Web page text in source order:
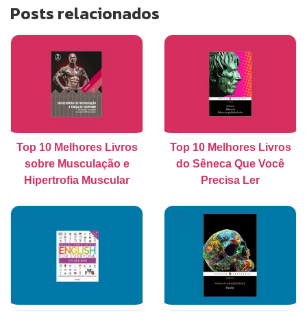
Posts relacionados
Top 10 Melhores Livros
sobre Musculação e
Hipertrofia Muscular
Top 10 Melhores Livros
do Sêneca Que Você
Precisa Ler